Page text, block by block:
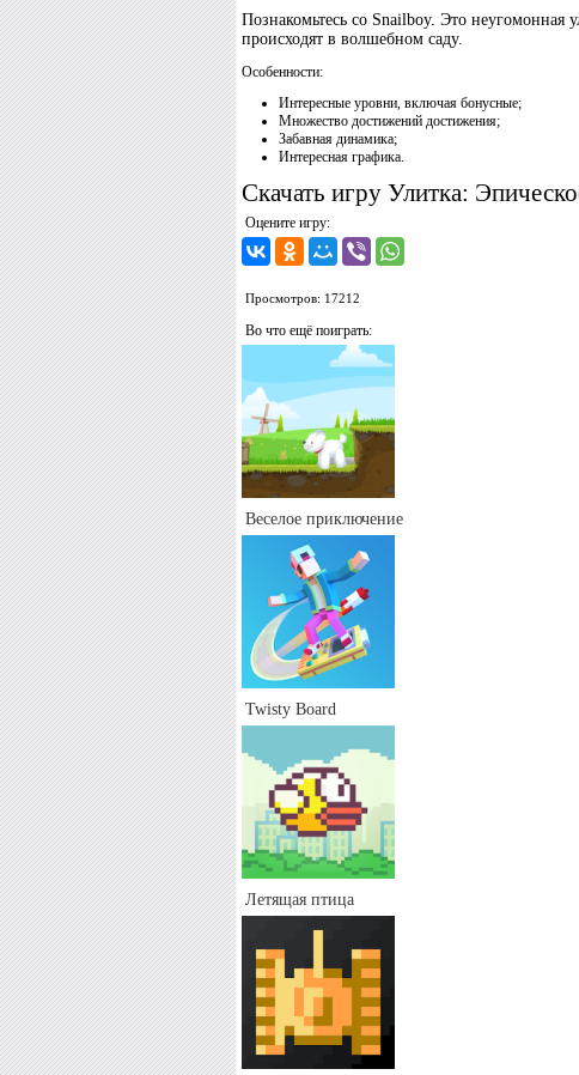
Познакомьтесь со Snailboy. Это неугомонная
происходят в волшебном саду.
Особенности:
Интересные уровни, включая бонусные;
Множество достижений достижения;
Забавная динамика;
Интересная графика.
Скачать игру Улитка:
Оцените игру:
Просмотров: 17212
Во что ещё поиграть:
Веселое приключение
Twisty Board
Летящая птица